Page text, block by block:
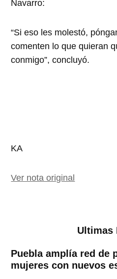
Navarro:
“Si eso les molestó,
comenten lo que quieran
conmigo”, concluyó.
KA
Ver nota original
Ultimas
Puebla amplía red de
mujeres con nuevos